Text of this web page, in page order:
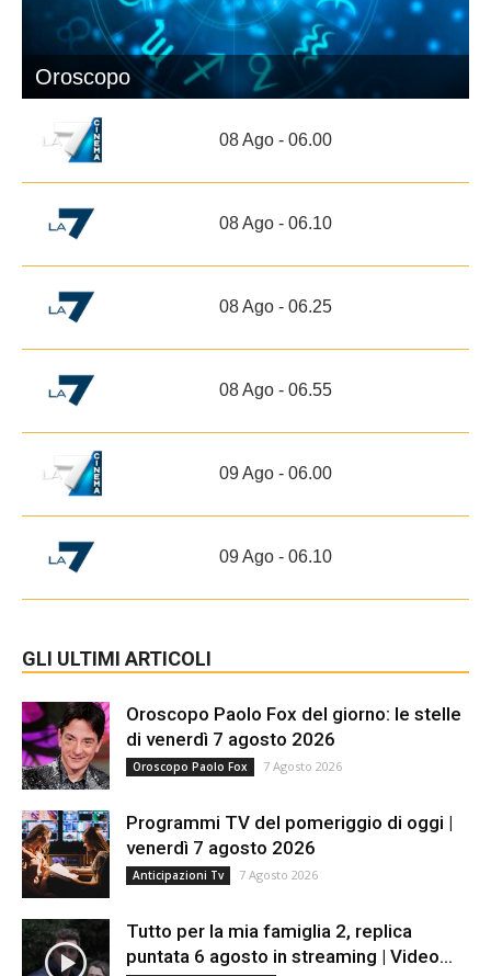
Oroscopo
08 Ago - 06.00
08 Ago - 06.10
08 Ago - 06.25
08 Ago - 06.55
09 Ago - 06.00
09 Ago - 06.10
GLI ULTIMI ARTICOLI
Oroscopo Paolo Fox del giorno: le stelle
di venerdì 7 agosto 2026
Oroscopo Paolo Fox 7 Agosto 2026
Programmi TV del pomeriggio di oggi |
venerdì 7 agosto 2026
Anticipazioni Tv 7 Agosto 2026
Tutto per la mia famiglia 2, replica
puntata 6 agosto in streaming | Video...